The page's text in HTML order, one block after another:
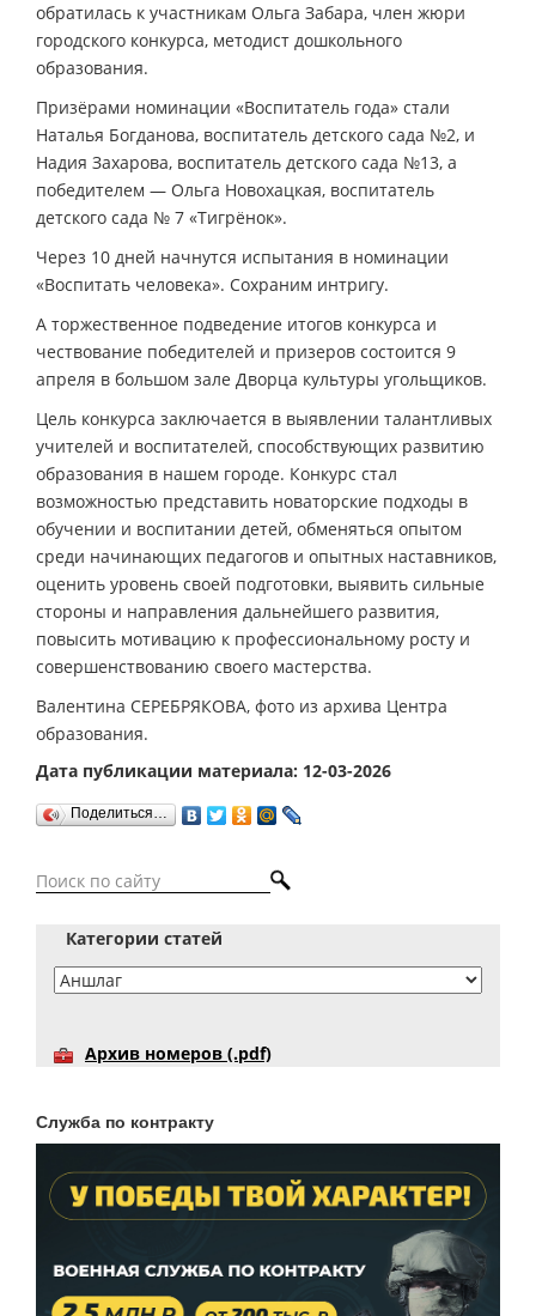
обратилась к участникам Ольга Забара, член жюри
городского конкурса, методист дошкольного
образования.
Призёрами номинации «Воспитатель года» стали
Наталья Богданова, воспитатель детского сада №2, и
Надия Захарова, воспитатель детского сада №13, а
победителем — Ольга Новохацкая, воспитатель
детского сада № 7 «Тигрёнок».
Через 10 дней начнутся испытания в номинации
«Воспитать человека». Сохраним интригу.
А торжественное подведение итогов конкурса и
чествование победителей и призеров состоится 9
апреля в большом зале Дворца культуры угольщиков.
Цель конкурса заключается в выявлении талантливых
учителей и воспитателей, способствующих развитию
образования в нашем городе. Конкурс стал
возможностью представить новаторские подходы в
обучении и воспитании детей, обменяться опытом
среди начинающих педагогов и опытных наставников,
оценить уровень своей подготовки, выявить сильные
стороны и направления дальнейшего развития,
повысить мотивацию к профессиональному росту и
совершенствованию своего мастерства.
Валентина СЕРЕБРЯКОВА, фото из архива Центра
образования.
Дата публикации материала: 12-03-2026
Поделиться…
Категории статей
Архив номеров (.pdf)
Служба по контракту